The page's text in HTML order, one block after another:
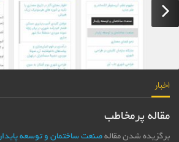
اخبار
مقاله پرمخاطب
برگزیده شدن مقاله صنعت ساختمان و توسعه پایدار